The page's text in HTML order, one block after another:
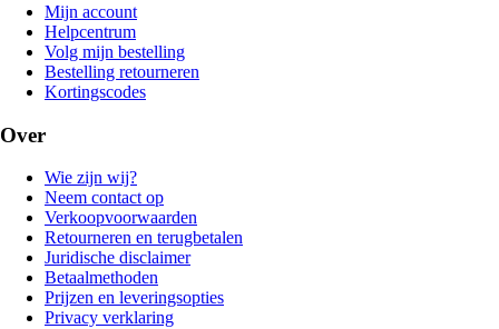
Mijn account
Helpcentrum
Volg mijn bestelling
Bestelling retourneren
Kortingscodes
Over
Wie zijn wij?
Neem contact op
Verkoopvoorwaarden
Retourneren en terugbetalen
Juridische disclaimer
Betaalmethoden
Prijzen en leveringsopties
Privacy verklaring